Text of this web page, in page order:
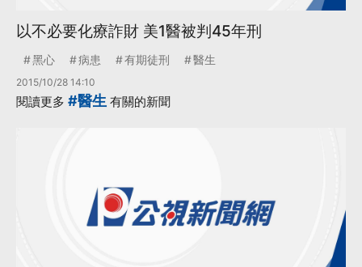
以不必要化療詐財 美1醫被判45年刑
黑心 病患 有期徒刑 醫生
2015/10/28 14:10
閱讀更多 #醫生 有關的新聞